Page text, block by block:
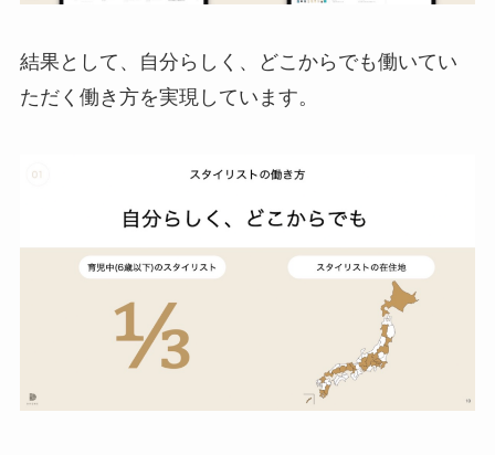
結果として、自分らしく、どこからでも働いてい
ただく働き方を実現しています。